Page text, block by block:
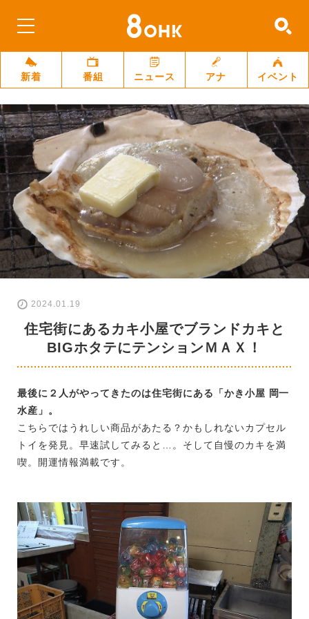
新着 番組 ニュース アナ イベント
2024.01.19
住宅街にあるカキ小屋でブランドカキと
BIGホタテにテンションＭＡＸ！
最後に２人がやってきたのは住宅街にある「かき小屋 岡一
水産」。
こちらではうれしい商品があたる？かもしれないカプセル
トイを発見。早速試してみると…。そして自慢のカキを満
喫。開運情報満載です。